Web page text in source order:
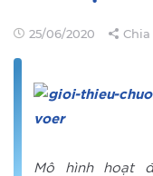
25/06/2020
Mô hình hoạt